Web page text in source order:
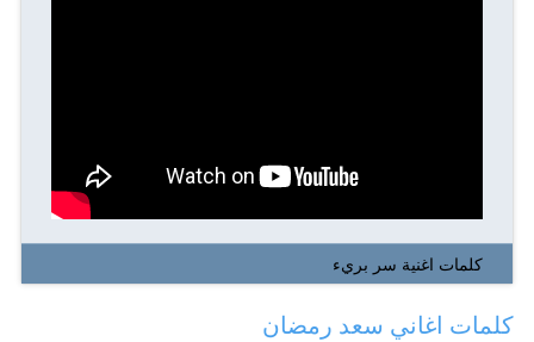
كلمات اغنية سر بريء
كلمات اغاني سعد رمضان